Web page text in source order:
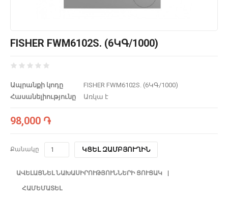
FISHER FWM6102S. (6ԿԳ/1000)
Ապրանքի կոդը
FISHER FWM6102S. (6ԿԳ/1000)
Հասանելիությունը
Առկա է
98,000 ֏
Քանակը ԿՑԵԼ ԶԱՄԲՅՈՒՂԻՆ
ԱՎԵԼԱՑՆԵԼ ՆԱԽԱՍԻՐՈՒԹՅՈՒՆՆԵՐԻ ՑՈՒՑԱԿ
ՀԱՄԵՄԱՏԵԼ